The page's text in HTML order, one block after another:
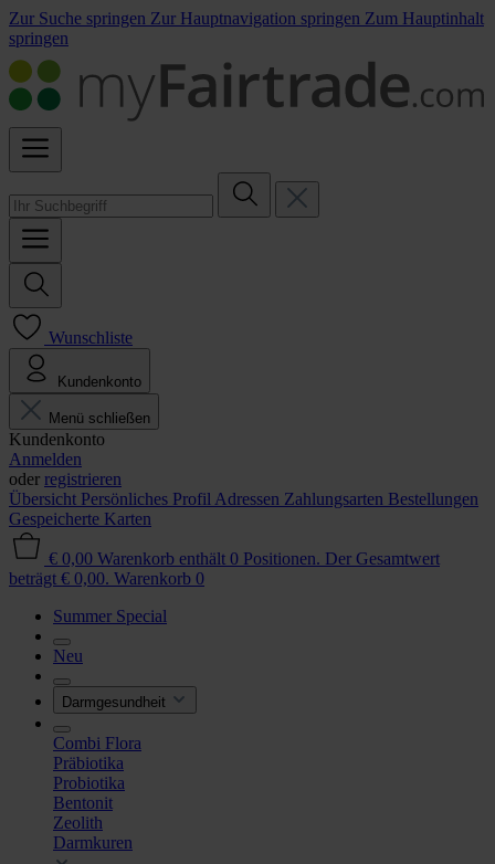
Zur Suche springen Zur Hauptnavigation springen Zum Hauptinhalt
springen
Wunschliste
Kundenkonto
Menü schließen
Kundenkonto
Anmelden
oder registrieren
Übersicht Persönliches Profil Adressen Zahlungsarten Bestellungen
Gespeicherte Karten
€ 0,00 Warenkorb enthält 0 Positionen. Der Gesamtwert
beträgt € 0,00. Warenkorb 0
Summer Special
Neu
Darmgesundheit
Combi Flora
Präbiotika
Probiotika
Bentonit
Zeolith
Darmkuren